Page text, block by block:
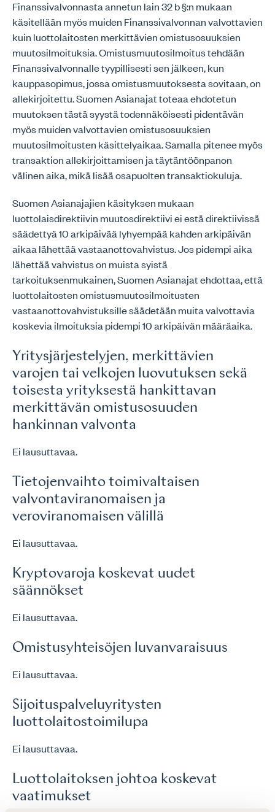
Finanssivalvonnasta annetun lain 32 b §:n mukaan
käsitellään myös muiden Finanssivalvonnan valvottavien
kuin luottolaitosten merkittävien omistusosuuksien
muutosilmoituksia. Omistusmuutosilmoitus tehdään
Finanssivalvonnalle tyypillisesti sen jälkeen, kun
kauppasopimus, jossa omistusmuutoksesta sovitaan, on
allekirjoitettu. Suomen Asianajat toteaa ehdotetun
muutoksen tästä syystä todennäköisesti pidentävän
myös muiden valvottavien omistusosuuksien
muutosilmoitusten käsittelyaikaa. Samalla pitenee myös
transaktion allekirjoittamisen ja täytäntöönpanon
välinen aika, mikä lisää osapuolten transaktiokuluja.
Suomen Asianajajien käsityksen mukaan
luottolaisdirektiivin muutosdirektiivi ei estä direktiivissä
säädettyä 10 arkipäivää lyhyempää kahden arkipäivän
aikaa lähettää vastaanottovahvistus. Jos pidempi aika
lähettää vahvistus on muista syistä
tarkoituksenmukainen, Suomen Asianajat ehdottaa, että
luottolaitosten omistusmuutosilmoitusten
vastaanottovahvistuksille säädetään muita valvottavia
koskevia ilmoituksia pidempi 10 arkipäivän määräaika.
Yritysjärjestelyjen, merkittävien
varojen tai velkojen luovutuksen sekä
toisesta yrityksestä hankittavan
merkittävän omistusosuuden
hankinnan valvonta
Ei lausuttavaa.
Tietojenvaihto toimivaltaisen
valvontaviranomaisen ja
veroviranomaisen välillä
Ei lausuttavaa.
Kryptovaroja koskevat uudet
säännökset
Ei lausuttavaa.
Omistusyhteisöjen luvanvaraisuus
Ei lausuttavaa.
Sijoituspalveluyritysten
luottolaitostoimilupa
Ei lausuttavaa.
Luottolaitoksen johtoa koskevat
vaatimukset